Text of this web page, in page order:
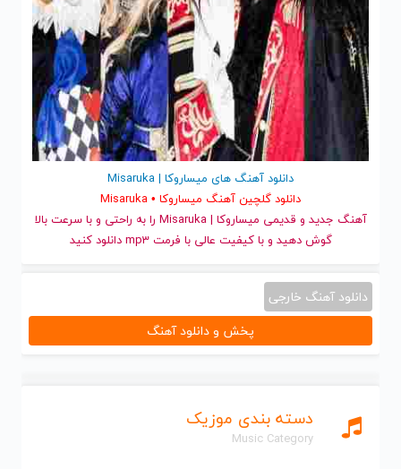
دسته بندی موزیک
Music Category
دانلود آهنگ های میساروکا | Misaruka
دانلود گلچین آهنگ میساروکا • Misaruka
آهنگ جدید
و قدیمی میساروکا | Misaruka را به راحتی و با سرعت بالا
گوش دهید و با کیفیت عالی با فرمت mp3 دانلود کنید
دانلود آهنگ خارجی
پخش و دانلود آهنگ